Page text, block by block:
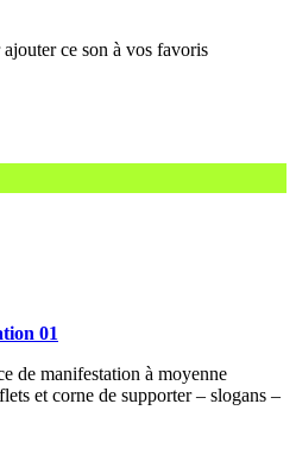
01
de manifestation à moyenne
et corne de supporter – slogans –